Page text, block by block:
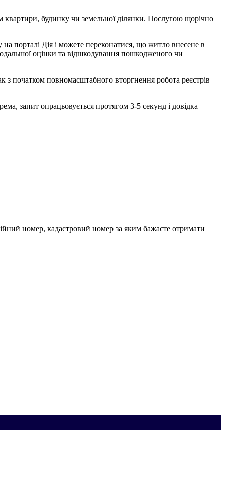
квартири, будинку чи земельної ділянки. Послугою щорічно
порталі Дія і можете переконатися, що житло внесене в
оцінки та відшкодування пошкодженого чи
з початком повномасштабного вторгнення робота реєстрів
запит опрацьовується протягом 3-5 секунд і довідка
номер, кадастровий номер за яким бажаєте отримати